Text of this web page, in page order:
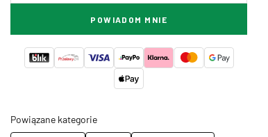
POWIADOM MNIE
Powiązane kategorie